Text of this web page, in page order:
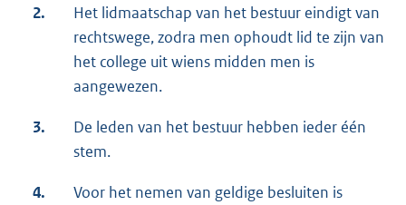
2.
Het lidmaatschap van het bestuur eindigt van
rechtswege, zodra men ophoudt lid te zijn van
het college uit wiens midden men is
aangewezen.
3.
De leden van het bestuur hebben ieder één
stem.
4.
Voor het nemen van geldige besluiten is